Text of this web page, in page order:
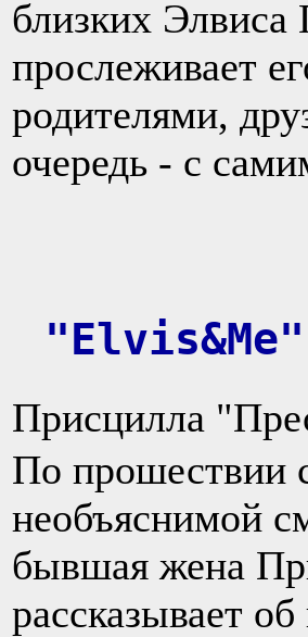
близких Элвиса
прослеживает
родителями,
очередь - с
"Elvis&Me"
Присцилла
По прошествии
необъяснимой
бывшая жена
рассказывает